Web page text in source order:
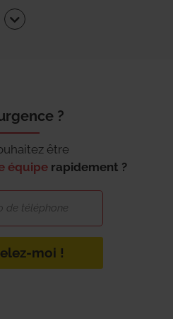
?
être
équipe rapidement ?
moi !